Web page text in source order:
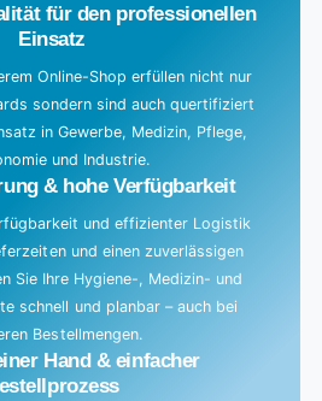
für den professionellen
Einsatz
Online-Shop erfüllen nicht nur
sondern sind auch quertifiziert
in Gewerbe, Medizin, Pflege,
und Industrie.
& hohe Verfügbarkeit
und effizienter Logistik
und einen zuverlässigen
Sie Ihre Hygiene-, Medizin- und
schnell und planbar – auch bei
Bestellmengen.
Hand & einfacher